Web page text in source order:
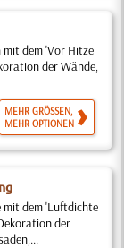
mit dem 'Vor Hitze
der Wände,
MEHR GRÖSSEN,
MEHR OPTIONEN
mit dem 'Luftdichte
der